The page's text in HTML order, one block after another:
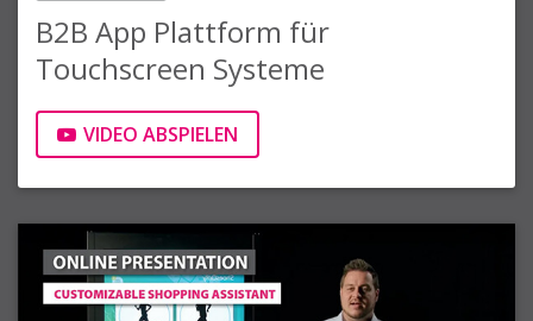
B2B App Plattform für
Touchscreen Systeme
VIDEO ABSPIELEN